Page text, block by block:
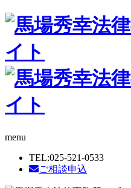
menu
TEL:025-521-0533
ご相談申込